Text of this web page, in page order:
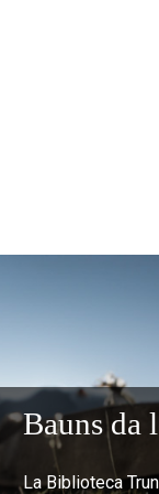
Bauns da
La Biblioteca